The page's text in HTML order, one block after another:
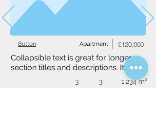
Apartment
Button €120,000
Collapsible text is great for longer
section titles and descriptions. It gives
people access to all the info they
need, while keeping your layout
3 3 1,234 m²